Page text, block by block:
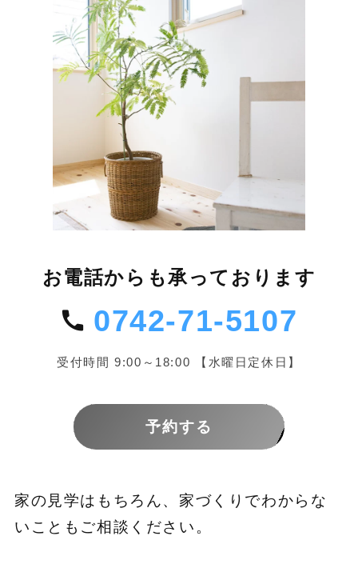
お電話からも承っております
0742-71-5107
受付時間 9:00～18:00 【水曜日定休日】
予約する
家の見学はもちろん、家づくりでわからな
いこともご相談ください。